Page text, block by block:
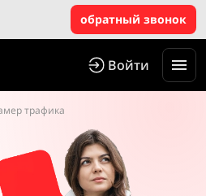
обратный звонок
Войти
трафика